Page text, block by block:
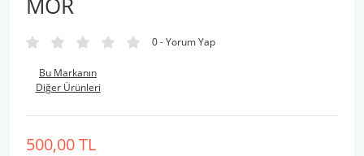
0 - Yorum Yap
Bu Markanın
Diğer Ürünleri
500,00 TL